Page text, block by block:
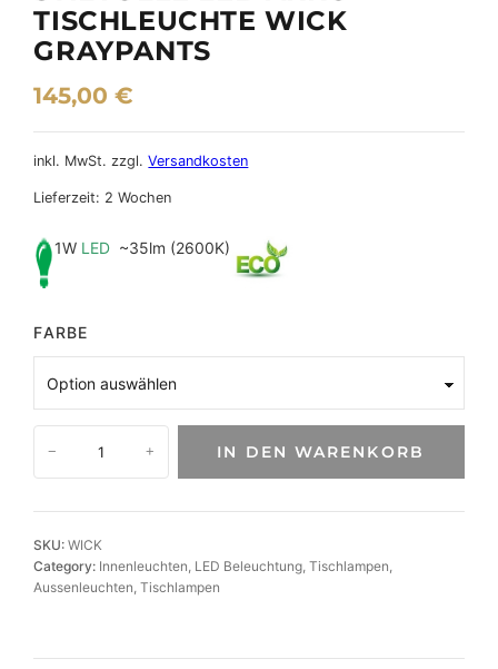
TISCHLEUCHTE WICK
GRAYPANTS
145,00€
inkl. MwSt. zzgl.Versandkosten
Lieferzeit: 2 Wochen
1W LED ~35lm (2600K)
FARBE
l
o
l
L
− + IN DEN WARENKORB
SKU: WICK
Category: Innenleuchten LED Beleuchtung , Tischlampen
Aussenleuchten , Tischlampen